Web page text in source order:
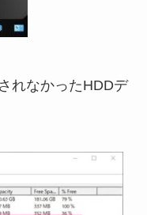
れなかったHDDデ